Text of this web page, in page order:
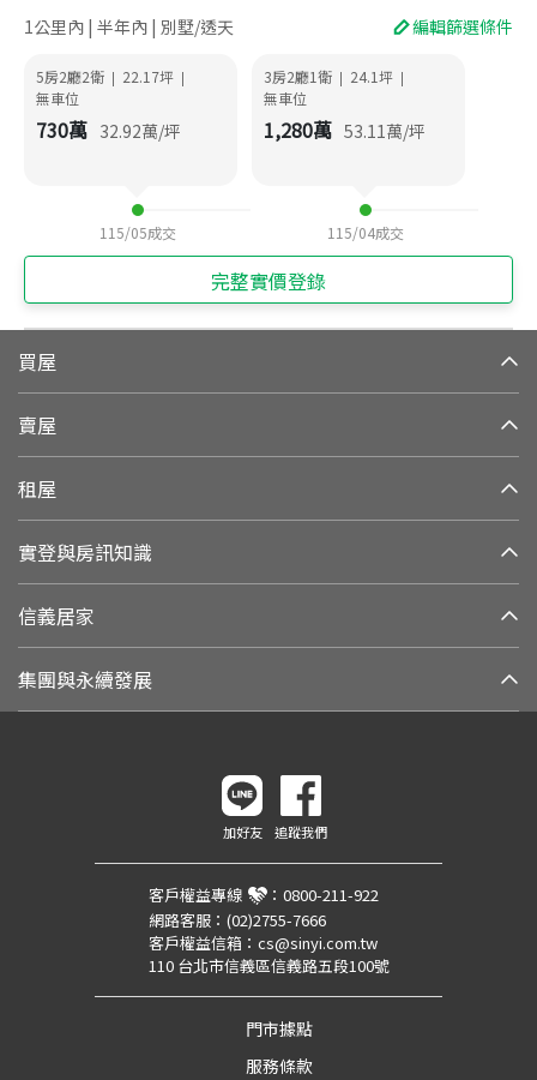
1公里內 | 半年內 | 別墅/透天 編輯篩選條件
5房2廳2衛 | 22.17坪 |
無車位
730萬 32.92萬/坪
115/05成交
3房2廳1衛 | 24.1坪 |
無車位
1,280萬 53.11萬/坪
115/04成交
完整實價登錄
買屋
賣屋
租屋
實登與房訊知識
信義居家
集團與永續發展
加好友 追蹤我們
客戶權益專線 ： 0800-211-922
網路客服： (02)2755-7666
客戶權益信箱： cs@sinyi.com.tw
110 台北市信義區信義路五段100號
門市據點
服務條款